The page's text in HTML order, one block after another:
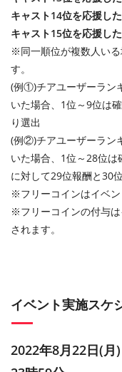
キャスト14位を応援し
キャスト15位を応援し
※同一順位が複数人い
す。
(例①)チアユーザーラン
いた場合、1位～9位は
り選出
(例②)チアユーザーラン
いた場合、1位～28位
に対して29位報酬と30
※フリーコインはイベン
※フリーコインの付与
されます。
イベント実施スケ
2022年8月22日(月